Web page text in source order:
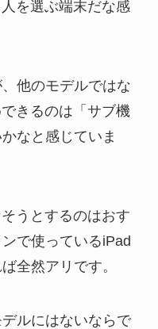
を選ぶ端末だな感
他のモデルではな
きるのは「サブ機
なと感じていま
うとするのはおす
で使っているiPad
全然アリです。
ルにはないならで